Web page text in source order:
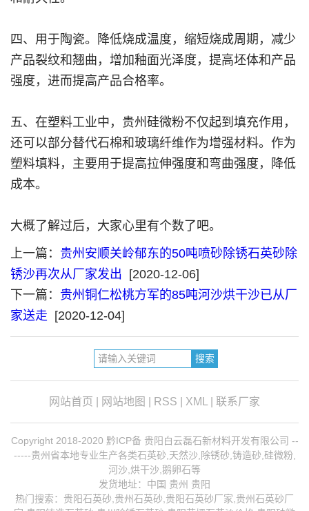
四、用于陶瓷。降低烧成温度，缩短烧成周期，减少
产品裂纹和翘曲，增加釉面光泽度，提高坯体和产品
强度，进而提高产品合格率。
五、在塑料工业中，贵州硅微粉不仅起到填充作用，
还可以部分替代石棉和玻璃纤维作为增强材料。作为
塑料填料，主要用于提高拉伸强度和弯曲强度，降低
成本。
大概了解过后，大家心里有个数了吧。
上一篇： 贵州安顺关岭郁东的50吨喷砂除锈石英砂除
锈沙再次从厂家发出
[2020-12-06]
下一篇： 贵州铜仁松桃方军的85吨河沙烘干沙已从厂
家送走
[2020-12-04]
网站首页 网站地图 RSS XML 联系厂家
Copyright 2018-2020 黔ICP备 贵阳白云磊石新材料开发有限公司 --
-----贵州省本地专业生产各类石英砂,天然沙,除锈砂,铸造砂,硅微粉,
河沙,烘干沙,鹅卵石等
发货地址：中国 贵州 贵阳
热门搜索： 贵阳石英砂 ,贵州石英砂,贵阳石英砂厂家, 贵州石英砂厂